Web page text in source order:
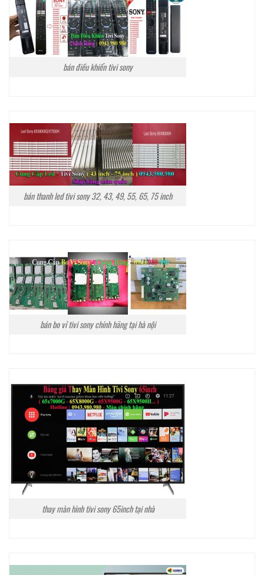
bán điều khiển tivi sony
bán thanh led tivi sony 32, 43, 49, 55, 65, 75 inch
bán bo vỉ tivi sony chính hãng tại hà nội
thay màn hình tivi sony 65inch tại nhà